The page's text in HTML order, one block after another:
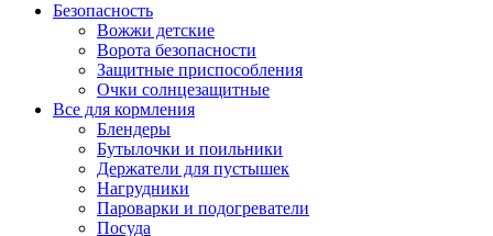
Безопасность
Вожжи детские
Ворота безопасности
Защитные приспособления
Очки солнцезащитные
Все для кормления
Блендеры
Бутылочки и поильники
Держатели для пустышек
Нагрудники
Пароварки и подогреватели
Посуда